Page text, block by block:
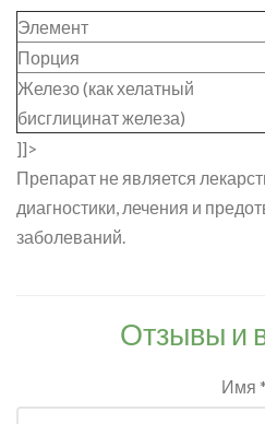
Элемент
Порция
Железо (как хелатный
бисглицинат железа)
]]>
Препарат не является
диагностики, лечения и
заболеваний.
Отзывы и
Имя *